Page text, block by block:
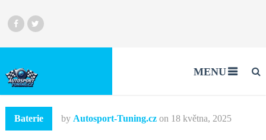
MENU
Baterie by Autosport-Tuning.cz on 18 května, 2025